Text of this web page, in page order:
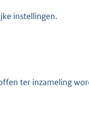
instellingen.
ter inzameling